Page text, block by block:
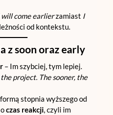
will come earlierzamiast I
od kontekstu.
z soon oraz early
– Im szybciej, tym lepiej.
project. The sooner, the
stopnia wyższego od
czas reakcji, czyli im